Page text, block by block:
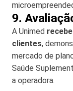
9.
A Unimed
clientes,
mercado de
Saúde
a operadora.